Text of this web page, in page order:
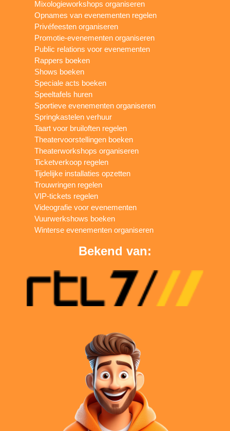
Mixologieworkshops organiseren
Opnames van evenementen regelen
Privéfeesten organiseren
Promotie-evenementen organiseren
Public relations voor evenementen
Rappers boeken
Shows boeken
Speciale acts boeken
Speeltafels huren
Sportieve evenementen organiseren
Springkastelen verhuur
Taart voor bruiloften regelen
Theatervoorstellingen boeken
Theaterworkshops organiseren
Ticketverkoop regelen
Tijdelijke installaties opzetten
Trouwringen regelen
VIP-tickets regelen
Videografie voor evenementen
Vuurwerkshows boeken
Winterse evenementen organiseren
Bekend van: